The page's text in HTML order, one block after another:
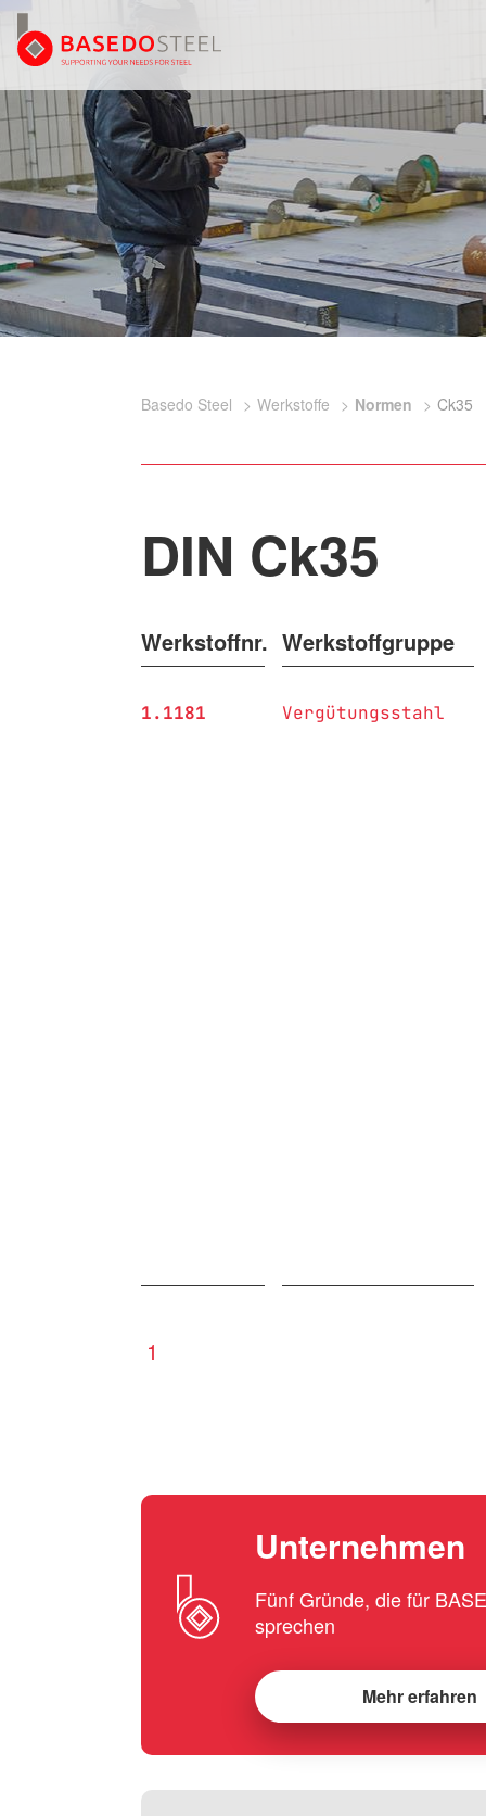
Basedo Steel Werkstoffe Normen Ck35
DIN Ck35
Werkstoffnr. Werkstoffgruppe
1.1181 Vergütungsstahl
1
Unternehmen
Fünf Gründe, die für
sprechen
Mehr erfahren